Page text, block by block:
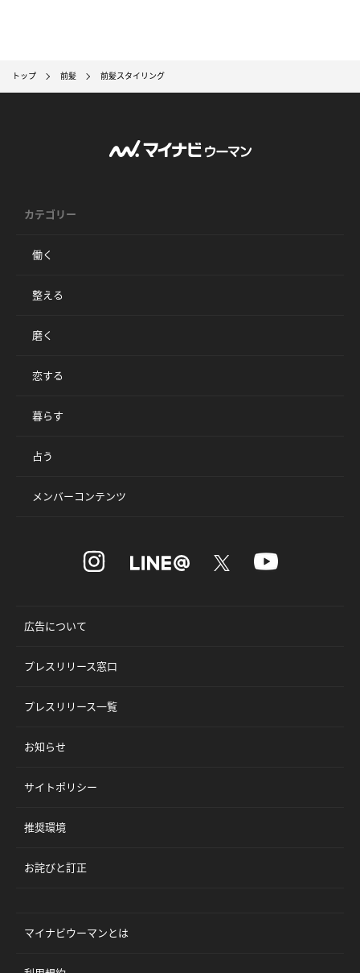
トップ 前髪 前髪スタイリング
カテゴリー
働く
整える
磨く
恋する
暮らす
占う
メンバーコンテンツ
広告について
プレスリリース窓口
プレスリリース一覧
お知らせ
サイトポリシー
推奨環境
お詫びと訂正
マイナビウーマンとは